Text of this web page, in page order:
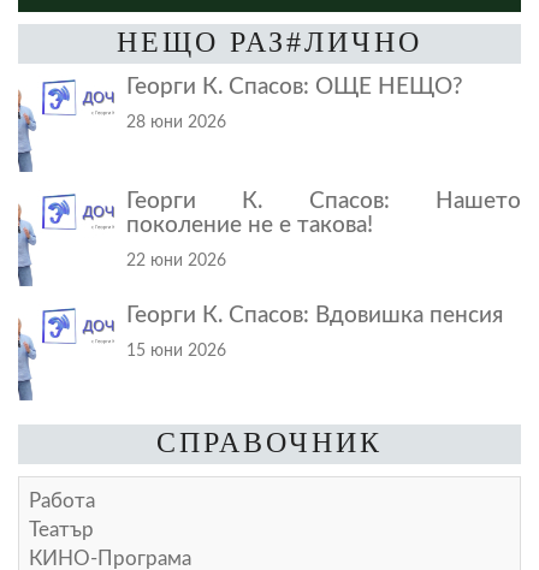
НЕЩО РАЗ#ЛИЧНО
Георги К. Спасов: ОЩЕ НЕЩО?
28 юни 2026
Георги К. Спасов: Нашето
поколение не е такова!
22 юни 2026
Георги К. Спасов: Вдовишка пенсия
15 юни 2026
СПРАВОЧНИК
Работа
Театър
КИНО-Програма